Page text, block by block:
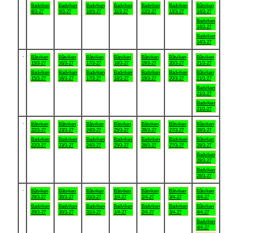
Badviken
8/3-27
Badviken
9/3-27
Badviken
10/3-27
Badviken
11/3-27
Badviken
12/3-27
Badviken
13/3-27
Båtviken
14/3-27
Badviken
14/3-27
Badviken
14/3-27
Båtviken
15/3-27
Badviken
15/3-27
Båtviken
16/3-27
Badviken
16/3-27
Båtviken
17/3-27
Badviken
17/3-27
Båtviken
18/3-27
Badviken
18/3-27
Båtviken
19/3-27
Badviken
19/3-27
Båtviken
20/3-27
Badviken
20/3-27
Båtviken
21/3-27
Båtviken
21/3-27
Badviken
21/3-27
Badviken
21/3-27
Båtviken
22/3-27
Badviken
22/3-27
Båtviken
23/3-27
Badviken
23/3-27
Båtviken
24/3-27
Badviken
24/3-27
Båtviken
25/3-27
Badviken
25/3-27
Båtviken
26/3-27
Badviken
26/3-27
Båtviken
27/3-27
Badviken
27/3-27
Båtviken
28/3-27
Båtviken
28/3-27
Badviken
28/3-27
Badviken
28/3-27
Båtviken
29/3-27
Badviken
29/3-27
Båtviken
30/3-27
Badviken
30/3-27
Båtviken
31/3-27
Badviken
31/3-27
Båtviken
1/4-27
Badviken
1/4-27
Båtviken
2/4-27
Badviken
2/4-27
Båtviken
3/4-27
Badviken
3/4-27
Båtviken
4/4-27
Båtviken
4/4-27
Badviken
4/4-27